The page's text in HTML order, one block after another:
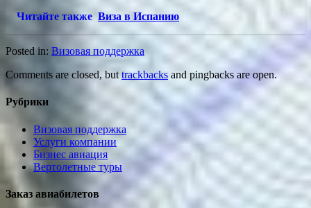
Читайте также Виза в Испанию
Posted in: Визовая поддержка
Comments are closed, buttrackbacks and pingbacks are open.
Рубрики
Визовая поддержка
Услуги компании
Бизнес авиация
Вертолетные туры
Заказ авиабилетов